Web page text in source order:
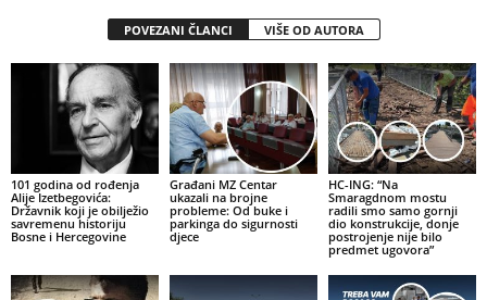
POVEZANI ČLANCI VIŠE OD AUTORA
101 godina od rođenja
Alije Izetbegovića:
Državnik koji je obilježio
savremenu historiju
Bosne i Hercegovine
Građani MZ Centar
ukazali na brojne
probleme: Od buke i
parkinga do sigurnosti
djece
HC-ING: “Na
Smaragdnom mostu
radili smo samo gornji
dio konstrukcije, donje
postrojenje nije bilo
predmet ugovora”